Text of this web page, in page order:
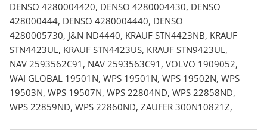
DENSO 4280004420, DENSO 4280004430, DENSO
428000444, DENSO 4280004440, DENSO
4280005730, J&N ND4440, KRAUF STN4423NB, KRAUF
STN4423UL, KRAUF STN4423US, KRAUF STN9423UL,
NAV 2593562C91, NAV 2593563C91, VOLVO 1909052,
WAI GLOBAL 19501N, WPS 19501N, WPS 19502N, WPS
19503N, WPS 19507N, WPS 22804ND, WPS 22858ND,
WPS 22859ND, WPS 22860ND, ZAUFER 300N10821Z,